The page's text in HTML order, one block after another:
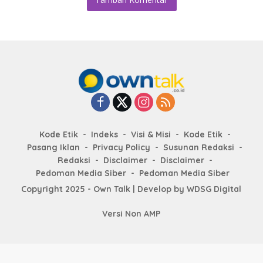
Kode Etik Indeks Visi & Misi
Kode Etik
Pasang Iklan
Privacy Policy
Susunan Redaksi
Redaksi
Disclaimer
Disclaimer
Pedoman Media Siber
Pedoman Media Siber
Copyright 2025 - Own Talk | Develop byWDSG Digital
Versi Non AMP